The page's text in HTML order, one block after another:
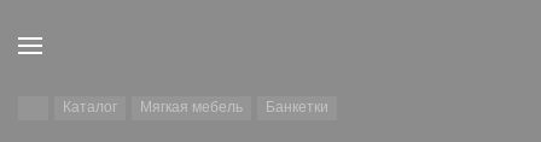
Каталог Мягкая мебель Банкетки